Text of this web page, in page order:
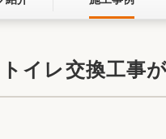
ー ガーデンスペース
改善の取り組み
イレ交換工事